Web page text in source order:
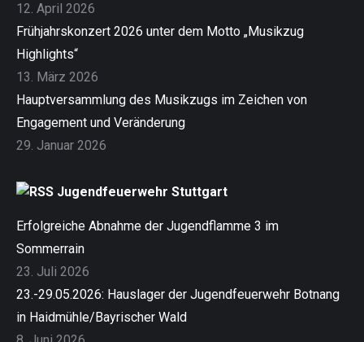
12. April 2026
Frühjahrskonzert 2026 unter dem Motto „Musikzug
Highlights“
13. März 2026
Hauptversammlung des Musikzugs im Zeichen von
Engagement und Veränderung
29. Januar 2026
Jugendfeuerwehr Stuttgart
Erfolgreiche Abnahme der Jugendflamme 3 im
Sommerrain
23. Juli 2026
23.-29.05.2026: Hauslager der Jugendfeuerwehr Botnang
in Haidmühle/Bayrischer Wald